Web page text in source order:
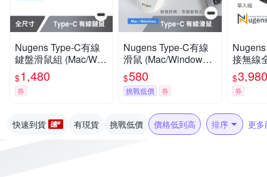
Nugens Type-C有線
鍵盤滑鼠組 (Mac/Win
dows/Android)
$1,480
券
Nugens Type-C有線
滑鼠 (Mac/Windows/A
ndroid)
$580
挑戰低價 券
接無線
$3,980
券
快速到貨 有現貨 挑戰低價 價格低到高 排序 更多